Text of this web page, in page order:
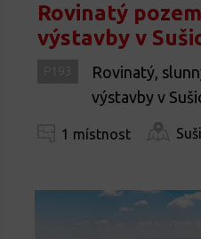
Rovinatý
výstavby v
Rovinatý,
výstavby v
1 místnost